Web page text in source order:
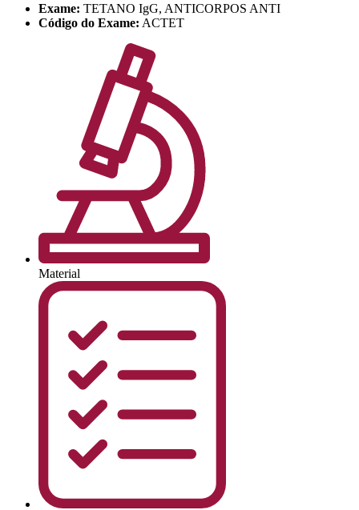
Exame: TETANO IgG, ANTICORPOS ANTI
Código do Exame: ACTET
Material